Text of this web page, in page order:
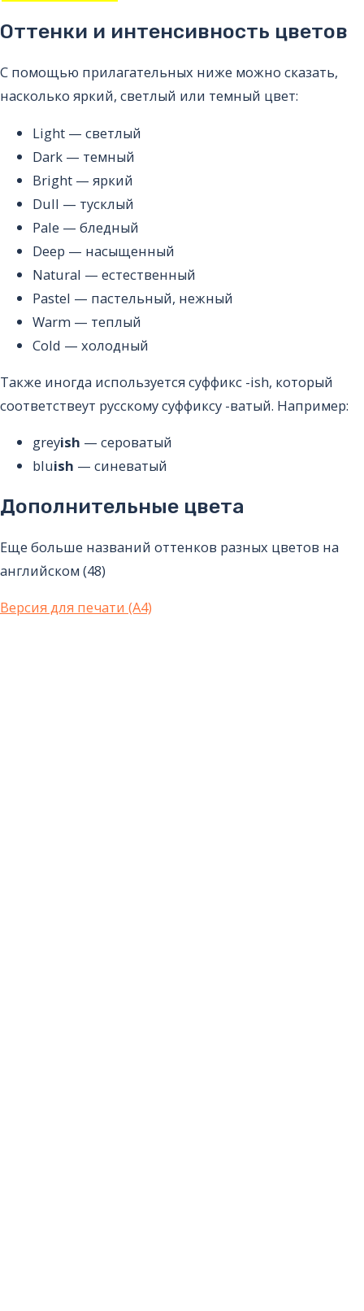
Оттенки и интенсивность цветов
С помощью прилагательных ниже можно сказать,
насколько яркий, светлый или темный цвет:
Light — светлый
Dark — темный
Bright — яркий
Dull — тусклый
Pale — бледный
Deep — насыщенный
Natural — естественный
Pastel — пастельный, нежный
Warm — теплый
Cold — холодный
Также иногда используется суффикс -ish, который
соответствеут русскому суффиксу -ватый. Например:
greyish — сероватый
bluish — синеватый
Дополнительные цвета
Еще больше названий оттенков разных цветов на
английском (48)
Версия для печати (А4)